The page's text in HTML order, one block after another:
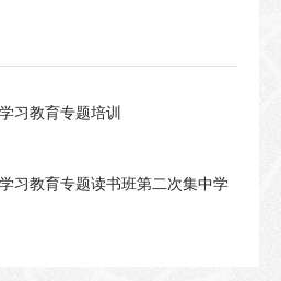
习教育专题培训
习教育专题读书班第二次集中学